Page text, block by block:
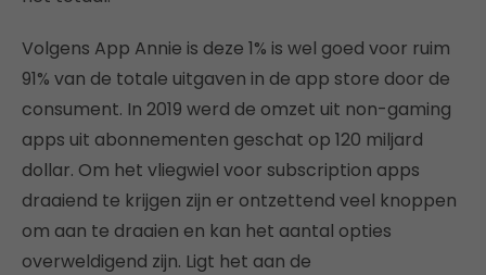
Volgens App Annie is deze 1% is wel goed voor ruim
91% van de totale uitgaven in de app store door de
consument. In 2019 werd de omzet uit non-gaming
apps uit abonnementen geschat op 120 miljard
dollar. Om het vliegwiel voor subscription apps
draaiend te krijgen zijn er ontzettend veel knoppen
om aan te draaien en kan het aantal opties
overweldigend zijn. Ligt het aan de